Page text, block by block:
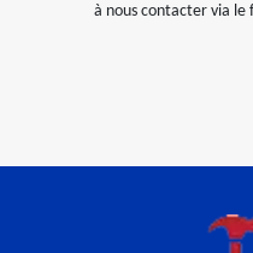
à nous contacter via le